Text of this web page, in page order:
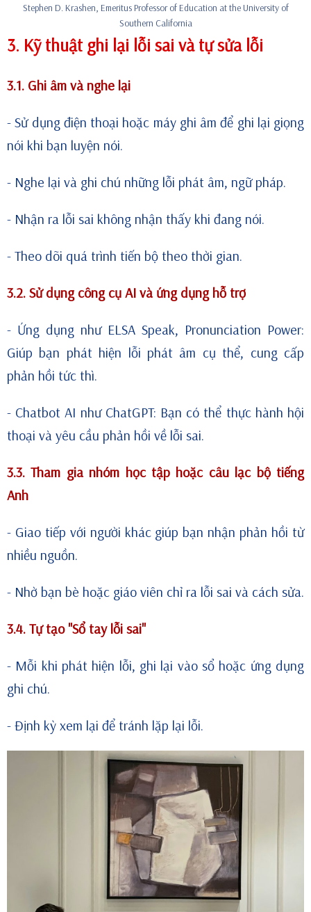
Stephen D. Krashen, Emeritus Professor of Education at the University of
Southern California
3. Kỹ thuật ghi lại lỗi sai và tự sửa lỗi
3.1. Ghi âm và nghe lại
- Sử dụng điện thoại hoặc máy ghi âm để ghi lại giọng
nói khi bạn luyện nói.
- Nghe lại và ghi chú những lỗi phát âm, ngữ pháp.
- Nhận ra lỗi sai không nhận thấy khi đang nói.
- Theo dõi quá trình tiến bộ theo thời gian.
3.2. Sử dụng công cụ AI và ứng dụng hỗ trợ
- Ứng dụng như ELSA Speak, Pronunciation Power:
Giúp bạn phát hiện lỗi phát âm cụ thể, cung cấp
phản hồi tức thì.
- Chatbot AI như ChatGPT: Bạn có thể thực hành hội
thoại và yêu cầu phản hồi về lỗi sai.
3.3. Tham gia nhóm học tập hoặc câu lạc bộ tiếng
Anh
- Giao tiếp với người khác giúp bạn nhận phản hồi từ
nhiều nguồn.
- Nhờ bạn bè hoặc giáo viên chỉ ra lỗi sai và cách sửa.
3.4. Tự tạo "Sổ tay lỗi sai"
- Mỗi khi phát hiện lỗi, ghi lại vào sổ hoặc ứng dụng
ghi chú.
- Định kỳ xem lại để tránh lặp lại lỗi.